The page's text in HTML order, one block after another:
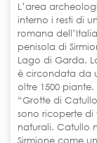
L’area
interno i resti di
romana
penisola di
Lago di Garda.
è circondata da
oltre 1500
“Grotte di
sono ricoperte
naturali. Catullo
Sirmione come